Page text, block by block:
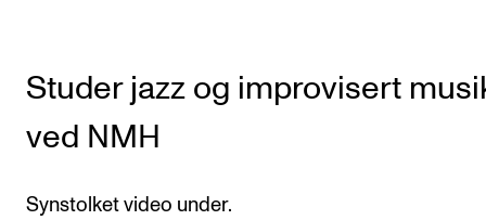
Studer jazz og improvisert
ved NMH
Synstolket video under.